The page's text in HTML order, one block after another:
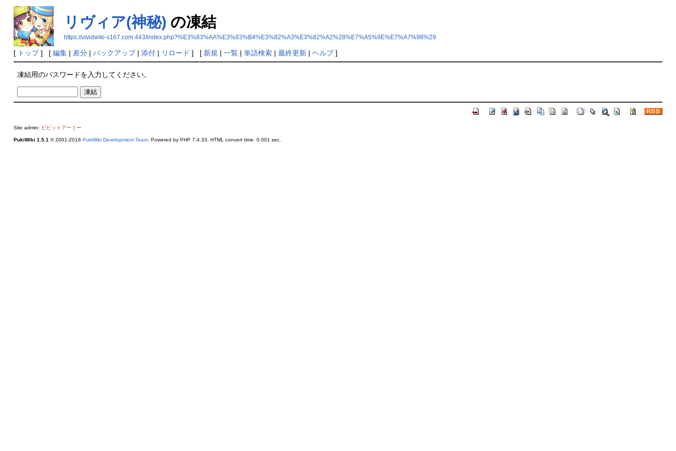
リヴィア(神秘) の凍結
https://vividwiki-s167.com:443/index.php?%E3%83%AA%E3%83%B4%E3%82%A3%E3%82%A2%28%E7%A5%9E%E7%A7%98%29
[ トップ] [ 編集| 差分| バックアップ| 添付| リロード ] [ 新規 | 一覧| 単語検索| 最終更新| ヘルプ]
凍結用のパスワードを入力してください。
Site admin: ビビットアーミー
PukiWiki 1.5.1© 2001-2016 PukiWiki Development Team. Powered by PHP 7.4.33. HTML convert time: 0.001 sec.